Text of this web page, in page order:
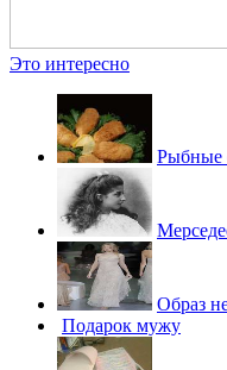
Это интересно
Рыбные
Образ
Подарок мужу